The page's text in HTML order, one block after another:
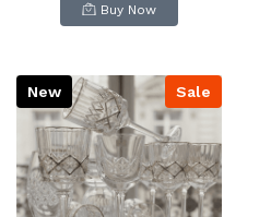
Buy Now
Sale
New